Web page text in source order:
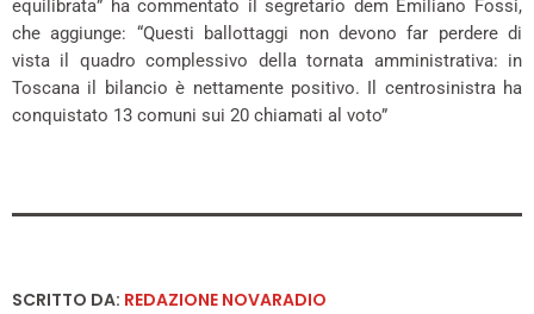
equilibrata” ha commentato il segretario dem Emiliano Fossi,
che aggiunge: “Questi ballottaggi non devono far perdere di
vista il quadro complessivo della tornata amministrativa: in
Toscana il bilancio è nettamente positivo. Il centrosinistra ha
conquistato 13 comuni sui 20 chiamati al voto”
SCRITTO DA: REDAZIONE NOVARADIO